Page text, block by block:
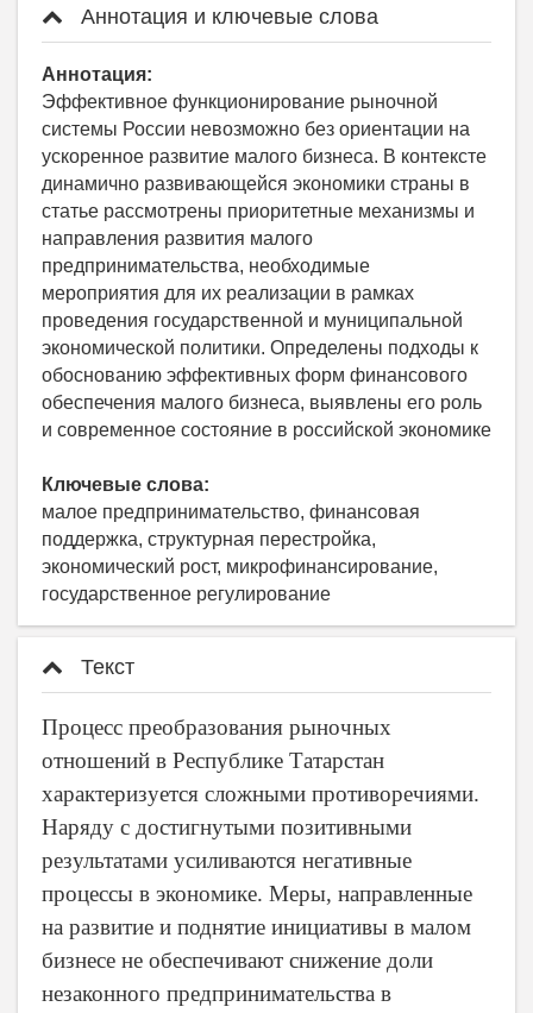
Аннотация и ключевые слова
Аннотация:
Эффективное функционирование рыночной
системы России невозможно без ориентации на
ускоренное развитие малого бизнеса. В контексте
динамично развивающейся экономики страны в
статье рассмотрены приоритетные механизмы и
направления развития малого
предпринимательства, необходимые
мероприятия для их реализации в рамках
проведения государственной и муниципальной
экономической политики. Определены подходы к
обоснованию эффективных форм финансового
обеспечения малого бизнеса, выявлены его роль
и современное состояние в российской экономике
Ключевые слова:
малое предпринимательство, финансовая
поддержка, структурная перестройка,
экономический рост, микрофинансирование,
государственное регулирование
Текст
Процесс преобразования рыночных
отношений в Республике Татарстан
характеризуется сложными противоречиями.
Наряду с достигнутыми позитивными
результатами усиливаются негативные
процессы в экономике. Меры, направленные
на развитие и поднятие инициативы в малом
бизнесе не обеспечивают снижение доли
незаконного предпринимательства в